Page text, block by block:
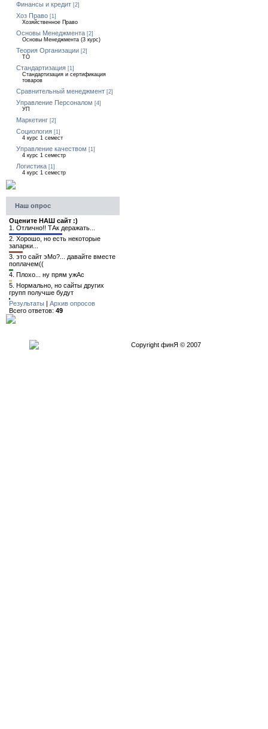
Финансы и кредит [2]
Хоз Право [1]
Хозяйственное Право
Основы Менеджмента [2]
Основы Менеджмента (3 курс)
Теория Организации [2]
ТО
Стандартизация [1]
Стандартизация и сертификация
товаров
Сравнительный менеджмент [2]
Управление Персоналом [4]
УП
Маркетинг [2]
Социология [1]
4 курс 1 семест
Управление качеством [1]
4 курс 1 семестр
Логистика [1]
4 курс 1 семестр
Наш опрос
Оцените НАШ сайт :)
1. Отлично!! ТАк деражать...
2. Хорошо, но есть некоторые
запарки...
3. это сайт эМо?... давайте вместе
поплачем((
4. Плохо... ну прям ужАс
5. Нормально, но сайты других
групп получше будут
Результаты | Архив опросов
Всего ответов: 49
Copyright финЯ © 2007